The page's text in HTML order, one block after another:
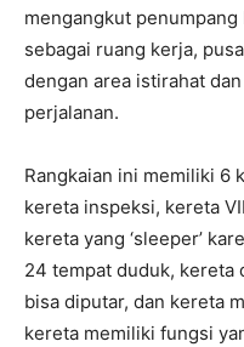
mengangkut
sebagai ruang kerja,
dengan area istirahat
perjalanan.
Rangkaian ini memiliki 6
kereta inspeksi, kereta
kereta yang ‘sleeper’
24 tempat duduk, kereta
bisa diputar, dan kereta
kereta memiliki fungsi